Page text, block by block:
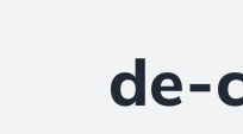
de-